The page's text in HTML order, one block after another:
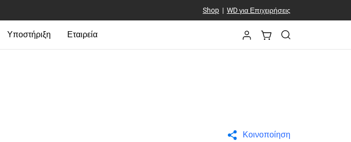
Shop| WD για Επιχειρήσεις
Υποστήριξη Εταιρεία
Κοινοποίηση